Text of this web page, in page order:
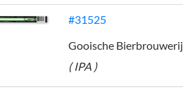
#31525
Gooische Bierbrouwerij
( IPA )